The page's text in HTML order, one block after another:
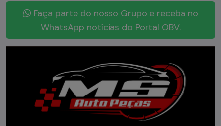
Faça parte do nosso Grupo e receba no
WhatsApp notícias do Portal OBV.